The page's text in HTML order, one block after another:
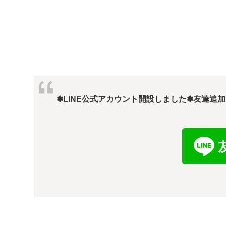
✽LINE公式アカウント開設しました✽友達追